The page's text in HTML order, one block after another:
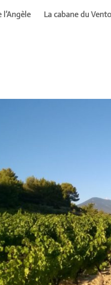
l’Angèle La cabane du